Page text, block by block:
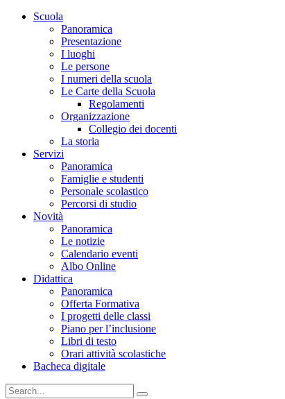
Scuola
Panoramica
Presentazione
I luoghi
Le persone
I numeri della scuola
Le Carte della Scuola
Regolamenti
Organizzazione
Collegio dei docenti
La storia
Servizi
Panoramica
Famiglie e studenti
Personale scolastico
Percorsi di studio
Novità
Panoramica
Le notizie
Calendario eventi
Albo Online
Didattica
Panoramica
Offerta Formativa
I progetti delle classi
Piano per l’inclusione
Libri di testo
Orari attività scolastiche
Bacheca digitale